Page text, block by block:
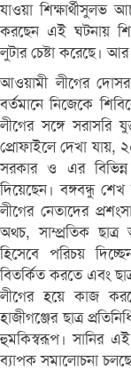
যাওয়া শিক্ষার্থীসুলভ
করছেন এই ঘটনায়
লুটার চেষ্টা করেছে।
আওয়ামী লীগের দোসর
বর্তমানে নিজেকে
লীগের সঙ্গে
প্রোফাইলে দেখা যায়,
সরকার ও এর
দিয়েছেন। বঙ্গবন্ধু
লীগের নেতাদের
অথচ, সাম্প্রতিক
হিসেবে পরিচয়
বিতর্কিত করতে এবং
লীগের হয়ে কাজ
হাজীগঞ্জের ছাত্র
হুমকিস্বরূপ। সানির এই
ব্যাপক সমালোচনা